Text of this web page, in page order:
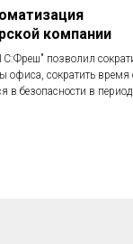
компании
позволил
офиса, сократить время
в безопасности в